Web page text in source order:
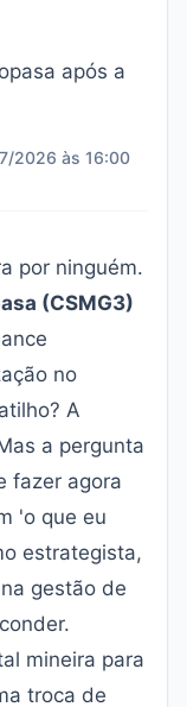
após a
2026 às 16:00
por ninguém.
(CSMG3)
no
A
a pergunta
fazer agora
'o que eu
estrategista,
gestão de
mineira para
troca de